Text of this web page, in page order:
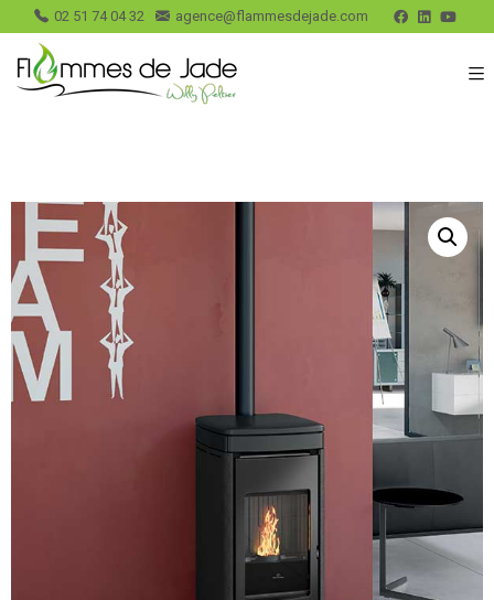
02 51 74 04 32 agence@flammesdejade.com